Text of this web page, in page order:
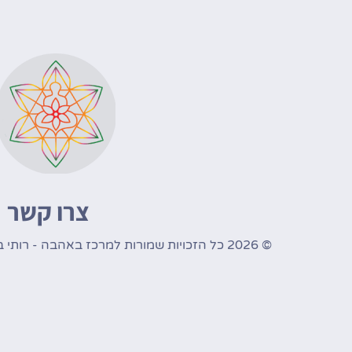
צרו קשר
© 2026 כל הזכויות שמורות למרכז באהבה - רותי בן אריה